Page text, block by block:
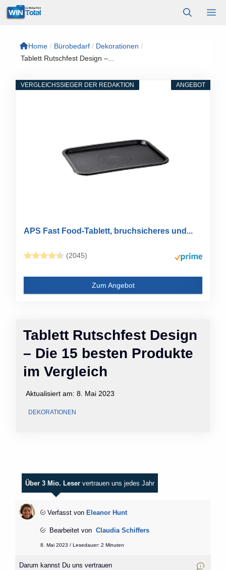
Zum
Inhalt
Home / Bürobedarf / Dekorationen /
Tablett Rutschfest Design –...
Tablett Rutschfest Design
– Die 15 besten Produkte
im Vergleich
Aktualisiert am: 8. Mai 2023
DEKORATIONEN
ANGEBOT
VERGLEICHSSIEGER DER REDAKTION
APS Fast Food-Tablett, bruchsicheres und...
(2045)
Zum Angebot
Über 3 Mio. Leser vertrauen uns jedes Jahr
Verfasst von Eleanor Hunt
Bearbeitet von Claudia Schiffers
8. Mai 2023 / Lesedauer: 2 Minuten
Darum kannst Du uns vertrauen